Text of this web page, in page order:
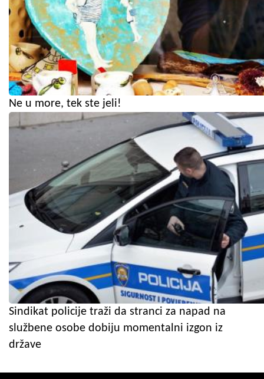
Ne u more, tek ste jeli!
Sindikat policije traži da stranci za napad na
službene osobe dobiju momentalni izgon iz
države